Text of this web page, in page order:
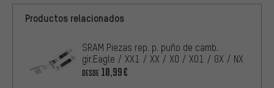
Productos relacionados
SRAM Piezas rep. p. puño de camb.
gir.Eagle / XX1 / XX / X0 / X01 / GX / NX
DESDE 10,99€